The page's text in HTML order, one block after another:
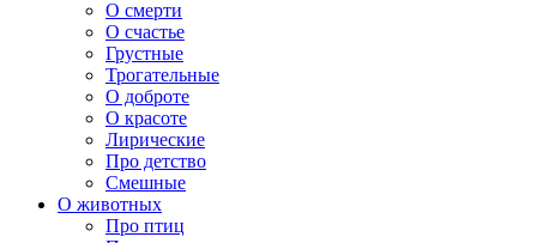
О смерти
О счастье
Грустные
Трогательные
О доброте
О красоте
Лирические
Про детство
Смешные
О животных
Про птиц